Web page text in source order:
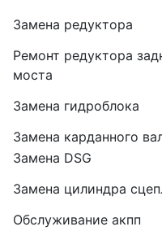
Замена редуктора
Ремонт редуктора
моста
Замена гидроблока
Замена карданного
Замена DSG
Замена цилиндра
Обслуживание акпп